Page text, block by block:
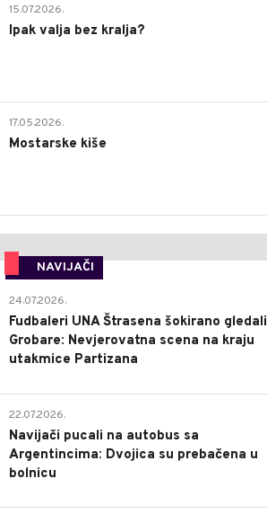
15.07.2026.
Ipak valja bez kralja?
17.05.2026.
Mostarske kiše
NAVIJAČI
24.07.2026.
Fudbaleri UNA Štrasena šokirano gledali
Grobare: Nevjerovatna scena na kraju
utakmice Partizana
22.07.2026.
Navijači pucali na autobus sa
Argentincima: Dvojica su prebačena u
bolnicu